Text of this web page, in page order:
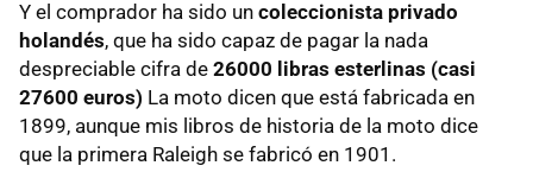
Y el comprador ha sido un coleccionista privado
holandés, que ha sido capaz de pagar la nada
despreciable cifra de 26000 libras esterlinas (casi
27600 euros) La moto dicen que está fabricada en
1899, aunque mis libros de historia de la moto dice
que la primera Raleigh se fabricó en 1901.